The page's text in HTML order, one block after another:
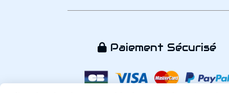
Paiement Sécurisé